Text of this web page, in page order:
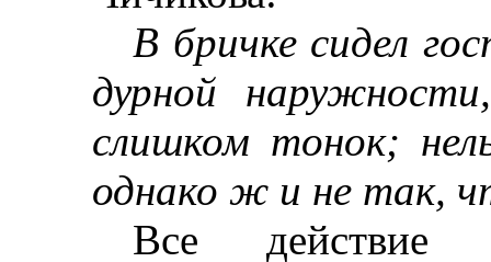
В бричке сидел
дурной
слишком тонок;
однако жи не так,
Все действие